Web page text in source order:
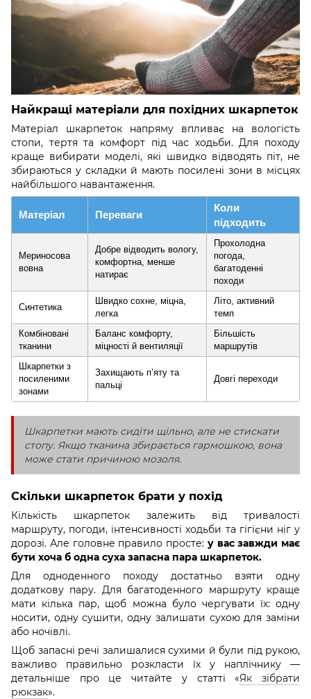
Найкращі матеріали для похідних шкарпеток
Матеріал шкарпеток напряму впливає на вологість
стопи, тертя та комфорт під час ходьби. Для походу
краще вибирати моделі, які швидко відводять піт, не
збираються у складки й мають посилені зони в місцях
найбільшого навантаження.
Матеріал Переваги
Коли
підходить
Мериносова
вовна
Добре відводить вологу,
комфортна, менше
натирає
Прохолодна
погода,
багатоденні
походи
Синтетика
Швидко сохне, міцна,
легка
Літо, активний
темп
Комбіновані
тканини
Баланс комфорту,
міцності й вентиляції
Більшість
маршрутів
Шкарпетки з
посиленими
зонами
Захищають п’яту та
пальці
Довгі переходи
Шкарпетки мають сидіти щільно, але не стискати
стопу. Якщо тканина збирається гармошкою, вона
може стати причиною мозоля.
Скільки шкарпеток брати у похід
Кількість шкарпеток залежить від тривалості
маршруту, погоди, інтенсивності ходьби та гігієни ніг у
дорозі. Але головне правило просте: у вас завжди має
бути хоча б одна суха запасна пара шкарпеток.
Для одноденного походу достатньо взяти одну
додаткову пару. Для багатоденного маршруту краще
мати кілька пар, щоб можна було чергувати їх: одну
носити, одну сушити, одну залишати сухою для заміни
або ночівлі.
Щоб запасні речі залишалися сухими й були під рукою,
важливо правильно розкласти їх у наплічнику —
детальніше про це читайте у статті «Як зібрати
рюкзак».